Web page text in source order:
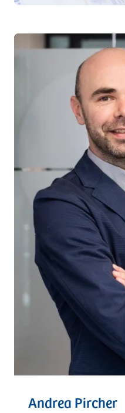
Andrea Pircher